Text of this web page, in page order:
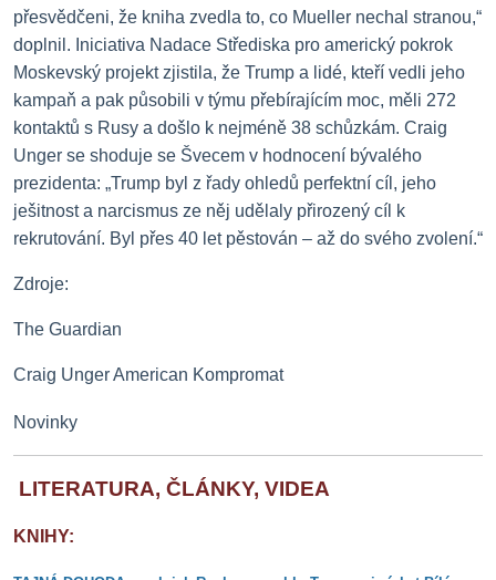
přesvědčeni, že kniha zvedla to, co Mueller nechal stranou,“
doplnil. Iniciativa Nadace Střediska pro americký pokrok
Moskevský projekt zjistila, že Trump a lidé, kteří vedli jeho
kampaň a pak působili v týmu přebírajícím moc, měli 272
kontaktů s Rusy a došlo k nejméně 38 schůzkám. Craig
Unger se shoduje se Švecem v hodnocení bývalého
prezidenta: „Trump byl z řady ohledů perfektní cíl, jeho
ješitnost a narcismus ze něj udělaly přirozený cíl k
rekrutování. Byl přes 40 let pěstován – až do svého zvolení.“
Zdroje:
The Guardian
Craig Unger American Kompromat
Novinky
LITERATURA, ČLÁNKY, VIDEA
KNIHY: